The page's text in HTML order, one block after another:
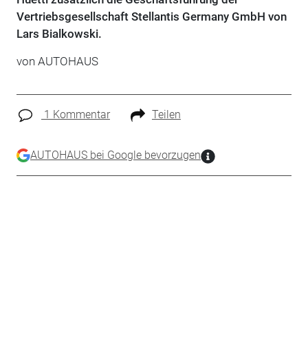
Vertriebsgesellschaft Stellantis Germany GmbH von
Lars Bialkowski.
von AUTOHAUS
1 Kommentar Teilen
AUTOHAUS bei Google bevorzugen